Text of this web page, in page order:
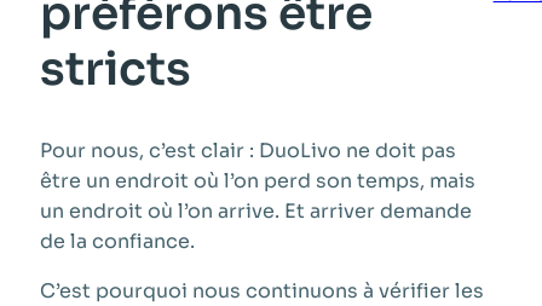
préférons être
stricts
Pour nous, c’est clair : DuoLivo ne doit pas
être un endroit où l’on perd son temps, mais
un endroit où l’on arrive. Et arriver demande
de la confiance.
C’est pourquoi nous continuons à vérifier les